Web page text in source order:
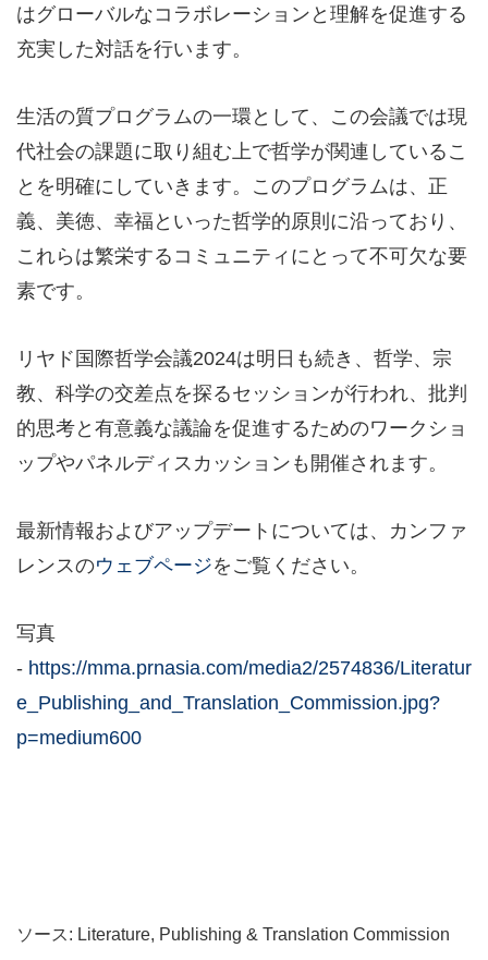
はグローバルなコラボレーションと理解を促進する
充実した対話を行います。
生活の質プログラムの一環として、この会議では現
代社会の課題に取り組む上で哲学が関連しているこ
とを明確にしていきます。このプログラムは、正
義、美徳、幸福といった哲学的原則に沿っており、
これらは繁栄するコミュニティにとって不可欠な要
素です。
リヤド国際哲学会議2024は明日も続き、哲学、宗
教、科学の交差点を探るセッションが行われ、批判
的思考と有意義な議論を促進するためのワークショ
ップやパネルディスカッションも開催されます。
最新情報およびアップデートについては、カンファ
レンスのウェブページをご覧ください。
写真
- https://mma.prnasia.com/media2/2574836/Literatur
e_Publishing_and_Translation_Commission.jpg?
p=medium600
ソース: Literature, Publishing & Translation Commission